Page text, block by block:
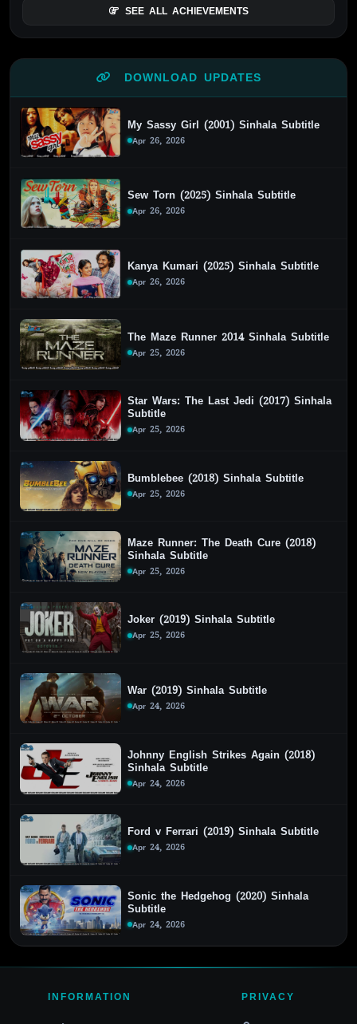
SEE ALL ACHIEVEMENTS
DOWNLOAD UPDATES
My Sassy Girl (2001) Sinhala Subtitle
Apr 26, 2026
Sew Torn (2025) Sinhala Subtitle
Apr 26, 2026
Kanya Kumari (2025) Sinhala Subtitle
Apr 26, 2026
The Maze Runner 2014 Sinhala Subtitle
Apr 25, 2026
Star Wars: The Last Jedi (2017) Sinhala
Subtitle
Apr 25, 2026
Bumblebee (2018) Sinhala Subtitle
Apr 25, 2026
Maze Runner: The Death Cure (2018)
Sinhala Subtitle
Apr 25, 2026
Joker (2019) Sinhala Subtitle
Apr 25, 2026
War (2019) Sinhala Subtitle
Apr 24, 2026
Johnny English Strikes Again (2018)
Sinhala Subtitle
Apr 24, 2026
Ford v Ferrari (2019) Sinhala Subtitle
Apr 24, 2026
Sonic the Hedgehog (2020) Sinhala
Subtitle
Apr 24, 2026
INFORMATION PRIVACY